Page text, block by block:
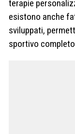
terapie
esistono anche
sviluppati,
sportivo